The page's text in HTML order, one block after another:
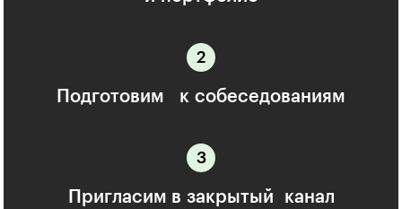
Подготовим к собеседованиям
Пригласим в закрытый канал